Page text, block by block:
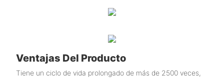
Ventajas Del Producto
Tiene un ciclo de vida prolongado de más de 2500 veces,